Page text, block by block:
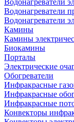
Водонагреватели
Водонагреватели
Водонагреватели
Камины
Камины
Биокамины
Порталы
Электрические
Обогреватели
Инфракрасные
Инфракрасные
Инфракрасные
Конвекторы